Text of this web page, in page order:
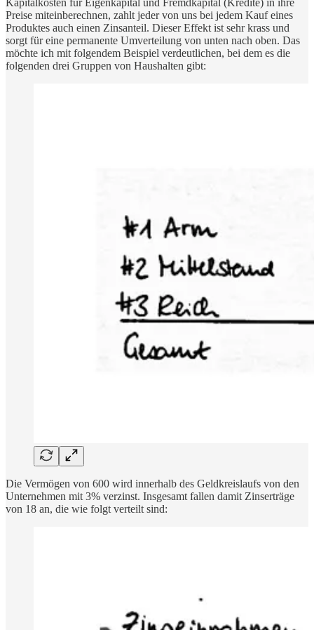
Kapitalkosten für Eigenkapital und Fremdkapital (Kredite) in ihre
Preise miteinberechnen, zahlt jeder von uns bei jedem Kauf eines
Produktes auch einen Zinsanteil. Dieser Effekt ist sehr krass und
sorgt für eine permanente Umverteilung von unten nach oben. Das
möchte ich mit folgendem Beispiel verdeutlichen, bei dem es die
folgenden drei Gruppen von Haushalten gibt:
Die Vermögen von 600 wird innerhalb des Geldkreislaufs von den
Unternehmen mit 3% verzinst. Insgesamt fallen damit Zinserträge
von 18 an, die wie folgt verteilt sind: